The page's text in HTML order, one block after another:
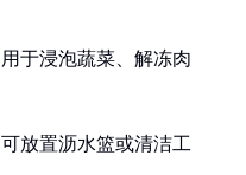
于浸泡蔬菜、解冻肉
放置沥水篮或清洁工